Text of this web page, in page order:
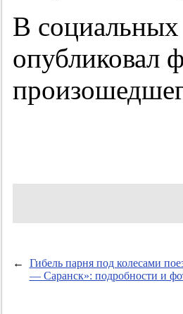
В социальных
опубликовал
←
Гибель парня под колесами
— Саранск»: подробности и